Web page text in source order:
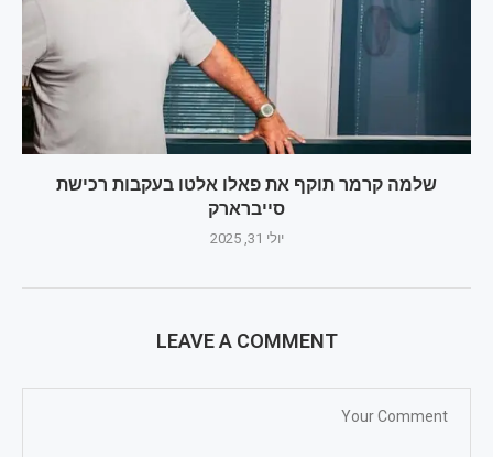
שלמה קרמר תוקף את פאלו אלטו בעקבות רכישת
סייברארק
יולי 31, 2025
LEAVE A COMMENT